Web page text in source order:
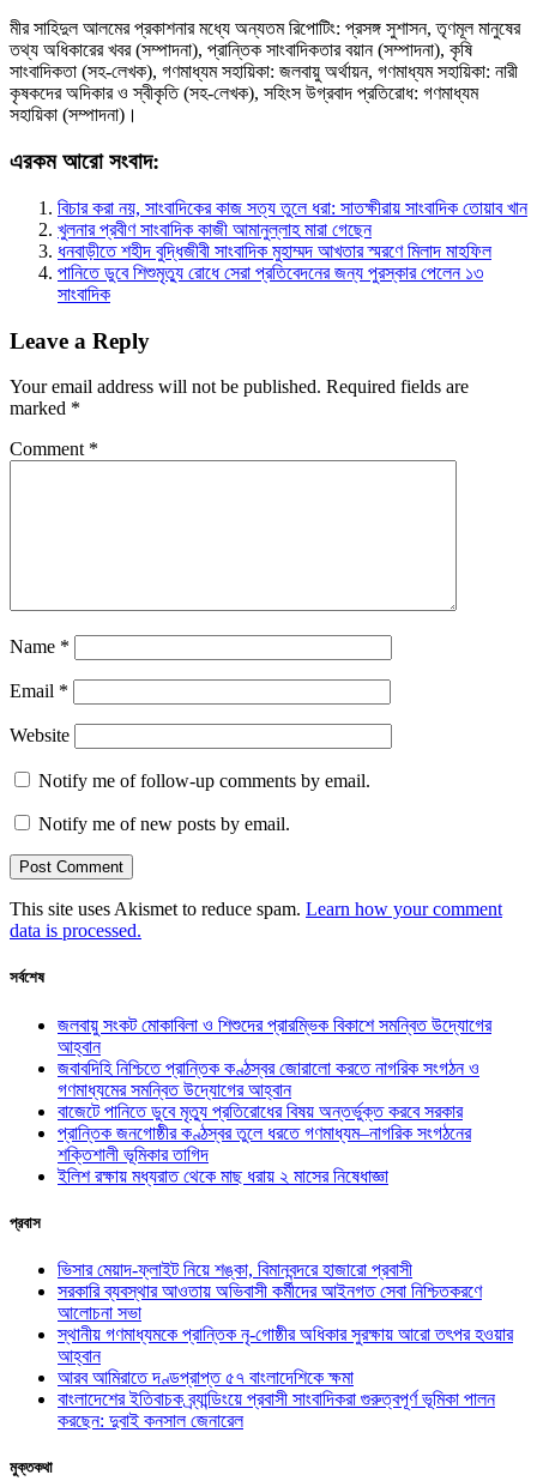
মীর সাহিদুল আলমের প্রকাশনার মধ্যে অন্যতম রিপোটিং: প্রসঙ্গ সুশাসন, তৃণমূল মানুষের
তথ্য অধিকারের খবর (সম্পাদনা), প্রান্তিক সাংবাদিকতার বয়ান (সম্পাদনা), কৃষি
সাংবাদিকতা (সহ-লেখক), গণমাধ্যম সহায়িকা: জলবায়ু অর্থায়ন, গণমাধ্যম সহায়িকা: নারী
কৃষকদের অদিকার ও স্বীকৃতি (সহ-লেখক), সহিংস উগ্রবাদ প্রতিরোধ: গণমাধ্যম
সহায়িকা (সম্পাদনা)।
এরকম আরো সংবাদ:
বিচার করা নয়, সাংবাদিকের কাজ সত্য তুলে ধরা: সাতক্ষীরায় সাংবাদিক তোয়াব খান
খুলনার প্রবীণ সাংবাদিক কাজী আমানুল্লাহ মারা গেছেন
ধনবাড়ীতে শহীদ বুদ্ধিজীবী সাংবাদিক মুহাম্মদ আখতার স্মরণে মিলাদ মাহফিল
পানিতে ডুবে শিশুমৃত্যু রোধে সেরা প্রতিবেদনের জন্য পুরস্কার পেলেন ১৩
সাংবাদিক
Leave a Reply
Your email address will not be published. Required fields are
marked *
Comment *
Name *
Email *
Website
Notify me of follow-up comments by email.
Notify me of new posts by email.
This site uses Akismet to reduce spam. Learn how your comment
data is processed.
সর্বশেষ
জলবায়ু সংকট মোকাবিলা ও শিশুদের প্রারম্ভিক বিকাশে সমন্বিত উদ্যোগের
আহ্বান
জবাবদিহি নিশ্চিতে প্রান্তিক কণ্ঠস্বর জোরালো করতে নাগরিক সংগঠন ও
গণমাধ্যমের সমন্বিত উদ্যোগের আহ্বান
বাজেটে পানিতে ডুবে মৃত্যু প্রতিরোধের বিষয় অন্তর্ভুক্ত করবে সরকার
প্রান্তিক জনগোষ্ঠীর কণ্ঠস্বর তুলে ধরতে গণমাধ্যম–নাগরিক সংগঠনের
শক্তিশালী ভূমিকার তাগিদ
ইলিশ রক্ষায় মধ্যরাত থেকে মাছ ধরায় ২ মাসের নিষেধাজ্ঞা
প্রবাস
ভিসার মেয়াদ-ফ্লাইট নিয়ে শঙ্কা, বিমানবন্দরে হাজারো প্রবাসী
সরকারি ব্যবস্থার আওতায় অভিবাসী কর্মীদের আইনগত সেবা নিশ্চিতকরণে
আলোচনা সভা
স্থানীয় গণমাধ্যমকে প্রান্তিক নৃ-গোষ্ঠীর অধিকার সুরক্ষায় আরো তৎপর হওয়ার
আহ্বান
আরব আমিরাতে দণ্ডপ্রাপ্ত ৫৭ বাংলাদেশিকে ক্ষমা
বাংলাদেশের ইতিবাচক ব্র্যান্ডিংয়ে প্রবাসী সাংবাদিকরা গুরুত্বপূর্ণ ভূমিকা পালন
করছেন: দুবাই কনসাল জেনারেল
মুক্তকথা